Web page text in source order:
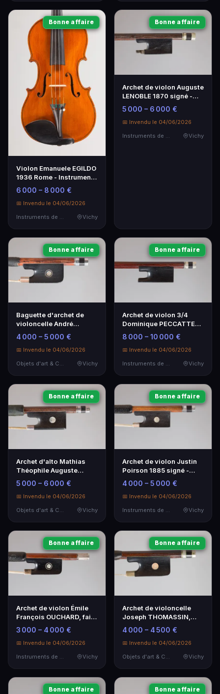
Bonne affaire
Violon Emanuele EGILDO
1936 Rome - Instrument
d'exception
6 000 – 8 000 €
📅 Invendu le 04/06/2026
Vichy
Bonne affaire
Archet de violon Auguste
LENOBLE 1870 signé -
Pièce de collection
5 000 – 6 000 €
📅 Invendu le 04/06/2026
Instruments de Musique
Vichy
Bonne affaire
Baguette d'archet de
violoncelle André
VIGNERON - Artisanat
d'exception
4 000 – 5 000 €
📅 Invendu le 04/06/2026
Vichy
Bonne affaire
Archet de violon 3/4
Dominique PECCATTE
1845 - Instrument de
Musique
8 000 – 10 000 €
📅 Invendu le 04/06/2026
Vichy
Bonne affaire
Archet d'alto Mathias
Théophile Auguste
BARBÉ - Artisanat
d'exception
5 000 – 6 000 €
📅 Invendu le 04/06/2026
Objets d'art & Curiosités
Vichy
Bonne affaire
Archet de violon Justin
Poirson 1885 signé -
Instrument de musique
4 000 – 5 000 €
📅 Invendu le 04/06/2026
Instruments de Musique
Vichy
Bonne affaire
Archet de violon Émile
François OUCHARD, fait
vers 1900, haut de
gamme
3 000 – 4 000 €
📅 Invendu le 04/06/2026
Instruments de Musique
Vichy
Bonne affaire
Archet de violoncelle
Joseph THOMASSIN,
1930, rare
4 000 – 4 500 €
📅 Invendu le 04/06/2026
Objets d'art & Curiosités
Vichy
Bonne affaire Bonne affaire